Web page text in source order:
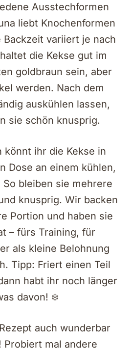
Ausstechformen
liebt Knochenformen
Backzeit variiert je nach
die Kekse gut im
goldbraun sein, aber
werden. Nach dem
auskühlen lassen,
sie schön knusprig.
könnt ihr die Kekse in
Dose an einem kühlen,
bleiben sie mehrere
knusprig. Wir backen
Portion und haben sie
– fürs Training, für
als kleine Belohnung
Tipp: Friert einen Teil
habt ihr noch länger
davon! ❄️
auch wunderbar
Probiert mal andere